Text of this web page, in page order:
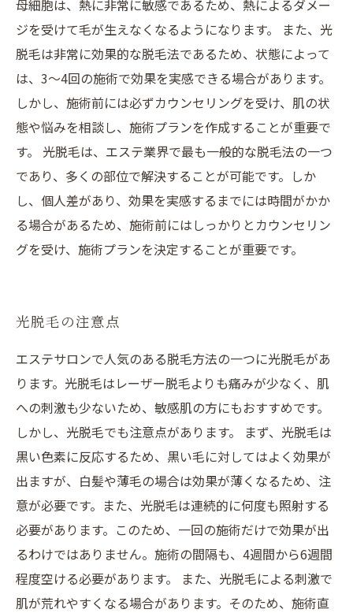
母細胞は、熱に非常に敏感であるため、熱によるダメー
ジを受けて毛が生えなくなるようになります。 また、光
脱毛は非常に効果的な脱毛法であるため、状態によって
は、3～4回の施術で効果を実感できる場合があります。
しかし、施術前には必ずカウンセリングを受け、肌の状
態や悩みを相談し、施術プランを作成することが重要で
す。 光脱毛は、エステ業界で最も一般的な脱毛法の一つ
であり、多くの部位で解決することが可能です。しか
し、個人差があり、効果を実感するまでには時間がかか
る場合があるため、施術前にはしっかりとカウンセリン
グを受け、施術プランを決定することが重要です。
光脱毛の注意点
エステサロンで人気のある脱毛方法の一つに光脱毛があ
ります。光脱毛はレーザー脱毛よりも痛みが少なく、肌
への刺激も少ないため、敏感肌の方にもおすすめです。
しかし、光脱毛でも注意点があります。 まず、光脱毛は
黒い色素に反応するため、黒い毛に対してはよく効果が
出ますが、白髪や薄毛の場合は効果が薄くなるため、注
意が必要です。また、光脱毛は連続的に何度も照射する
必要があります。このため、一回の施術だけで効果が出
るわけではありません。施術の間隔も、4週間から6週間
程度空ける必要があります。 また、光脱毛による刺激で
肌が荒れやすくなる場合があります。そのため、施術直